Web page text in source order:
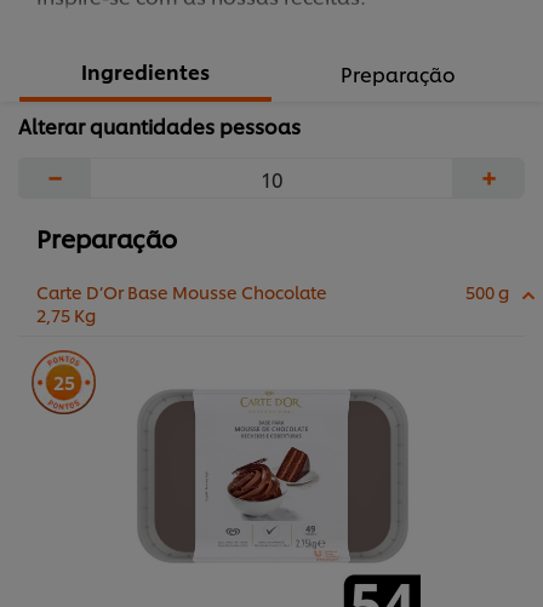
Ingredientes
Preparação
Alterar quantidades pessoas
− +
Preparação
Carte D’Or Base Mousse Chocolate
2,75 Kg
500 g
25